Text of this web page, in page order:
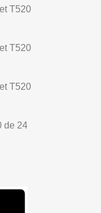
T520
T520
T520
de 24